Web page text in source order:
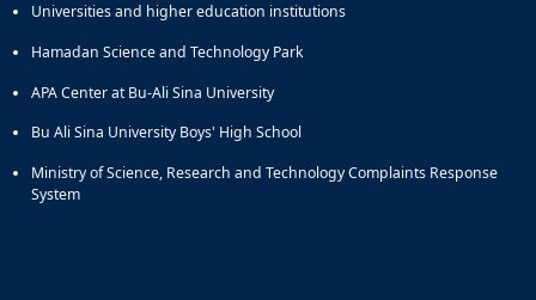
Universities and higher education institutions
Hamadan Science and Technology Park
APA Center at Bu-Ali Sina University
Bu Ali Sina University Boys' High School
Ministry of Science, Research and Technology Complaints Response
System